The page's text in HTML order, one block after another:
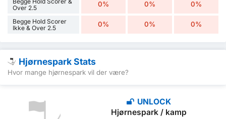
Over 2.5
0% 0% 0%
Begge Hold Scorer
Ikke & Over 2.5
0% 0% 0%
Hjørnespark Stats
Hvor mange hjørnespark vil der være?
UNLOCK
Hjørnespark / kamp